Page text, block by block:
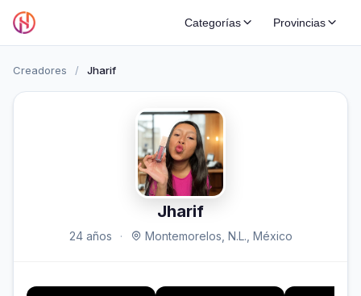
Categorías Provincias
Creadores / Jharif
Jharif
24 años · Montemorelos, N.L., México